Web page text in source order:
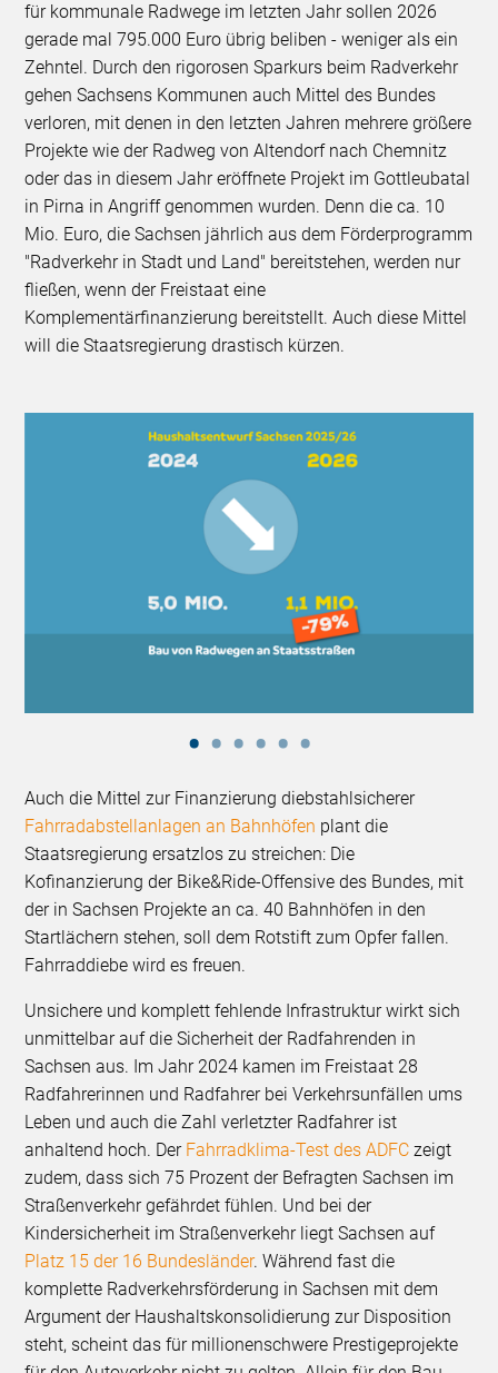
für kommunale Radwege im letzten Jahr sollen 2026
gerade mal 795.000 Euro übrig beliben - weniger als ein
Zehntel. Durch den rigorosen Sparkurs beim Radverkehr
gehen Sachsens Kommunen auch Mittel des Bundes
verloren, mit denen in den letzten Jahren mehrere größere
Projekte wie der Radweg von Altendorf nach Chemnitz
oder das in diesem Jahr eröffnete Projekt im Gottleubatal
in Pirna in Angriff genommen wurden. Denn die ca. 10
Mio. Euro, die Sachsen jährlich aus dem Förderprogramm
"Radverkehr in Stadt und Land" bereitstehen, werden nur
fließen, wenn der Freistaat eine
Komplementärfinanzierung bereitstellt. Auch diese Mittel
will die Staatsregierung drastisch kürzen.
Auch die Mittel zur Finanzierung diebstahlsicherer
Fahrradabstellanlagen an Bahnhöfen plant die
Staatsregierung ersatzlos zu streichen: Die
Kofinanzierung der Bike&Ride-Offensive des Bundes, mit
der in Sachsen Projekte an ca. 40 Bahnhöfen in den
Startlächern stehen, soll dem Rotstift zum Opfer fallen.
Fahrraddiebe wird es freuen.
Unsichere und komplett fehlende Infrastruktur wirkt sich
unmittelbar auf die Sicherheit der Radfahrenden in
Sachsen aus. Im Jahr 2024 kamen im Freistaat 28
Radfahrerinnen und Radfahrer bei Verkehrsunfällen ums
Leben und auch die Zahl verletzter Radfahrer ist
anhaltend hoch. Der Fahrradklima-Test des ADFC zeigt
zudem, dass sich 75 Prozent der Befragten Sachsen im
Straßenverkehr gefährdet fühlen. Und bei der
Kindersicherheit im Straßenverkehr liegt Sachsen auf
Platz 15 der 16 Bundesländer. Während fast die
komplette Radverkehrsförderung in Sachsen mit dem
Argument der Haushaltskonsolidierung zur Disposition
steht, scheint das für millionenschwere Prestigeprojekte